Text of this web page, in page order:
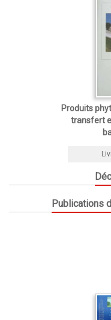
Produits
transfert
Publications